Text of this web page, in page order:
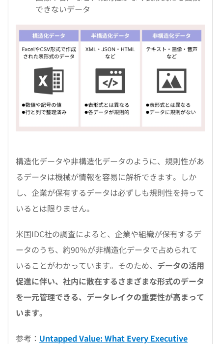
できないデータ
構造化データや非構造化データのように、規則性があ
るデータは機械が情報を容易に解析できます。しか
し、企業が保有するデータは必ずしも規則性を持って
いるとは限りません。
米国IDC社の調査によると、企業や組織が保有するデ
ータのうち、約90％が非構造化データで占められて
いることがわかっています。そのため、 データの活用
促進に伴い、社内に散在するさまざまな形式のデータ
を一元管理できる、データレイクの重要性が高まって
います。
参考： Untapped Value: What Every Executive